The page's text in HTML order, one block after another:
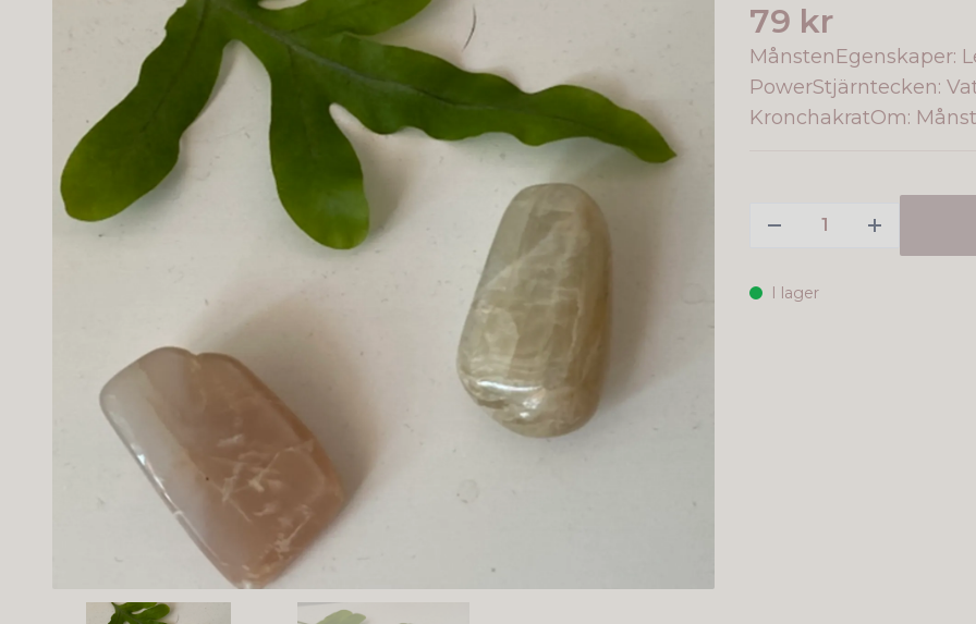
79 kr
MånstenEgenskaper:
PowerStjärntecken:
KronchakratOm:
I lager